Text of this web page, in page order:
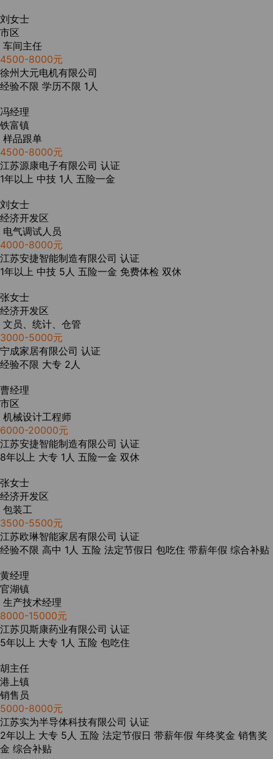
刘女士
市区
车间主任
4500-8000元
徐州大元电机有限公司
经验不限 学历不限 1人
冯经理
铁富镇
样品跟单
4500-8000元
江苏源康电子有限公司 认证
1年以上 中技 1人 五险一金
刘女士
经济开发区
电气调试人员
4000-8000元
江苏安捷智能制造有限公司 认证
1年以上 中技 5人 五险一金 免费体检 双休
张女士
经济开发区
文员、统计、仓管
3000-5000元
宁成家居有限公司 认证
经验不限 大专 2人
曹经理
市区
机械设计工程师
6000-20000元
江苏安捷智能制造有限公司 认证
8年以上 大专 1人 五险一金 双休
张女士
经济开发区
包装工
3500-5500元
江苏欧琳智能家居有限公司 认证
经验不限 高中 1人 五险 法定节假日 包吃住 带薪年假 综合补贴
黄经理
官湖镇
生产技术经理
8000-15000元
江苏贝斯康药业有限公司 认证
5年以上 大专 1人 五险 包吃住
胡主任
港上镇
销售员
5000-8000元
江苏实为半导体科技有限公司 认证
2年以上 大专 5人 五险 法定节假日 带薪年假 年终奖金 销售奖
金 综合补贴